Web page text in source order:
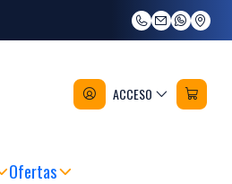
ACCESO
Ofertas
Bahco Negro